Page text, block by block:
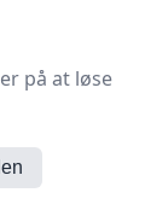
på at løse